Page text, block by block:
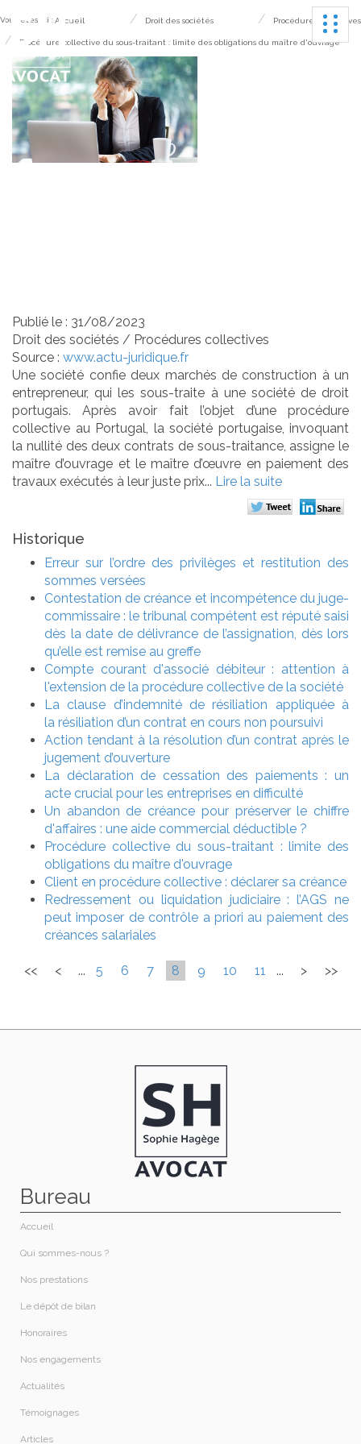
Vous êtes ici :Accueil Droit des sociétés Procédures collectives
Procédure collective du sous-traitant : limite des obligations du maître d'ouvrage
Publié le : 31/08/2023
Droit des sociétés / Procédures collectives
Source : www.actu-juridique.fr
Une société confie deux marchés de construction à un
entrepreneur, qui les sous-traite à une société de droit
portugais. Après avoir fait l’objet d’une procédure
collective au Portugal, la société portugaise, invoquant
la nullité des deux contrats de sous-traitance, assigne le
maître d’ouvrage et le maître d’œuvre en paiement des
travaux exécutés à leur juste prix... Lire la suite
Historique
Erreur sur l’ordre des privilèges et restitution des
sommes versées
Contestation de créance et incompétence du juge-
commissaire : le tribunal compétent est réputé saisi
dès la date de délivrance de l’assignation, dès lors
qu’elle est remise au greffe
Compte courant d'associé débiteur : attention à
l'extension de la procédure collective de la société
La clause d’indemnité de résiliation appliquée à
la résiliation d’un contrat en cours non poursuivi
Action tendant à la résolution d’un contrat après le
jugement d’ouverture
La déclaration de cessation des paiements : un
acte crucial pour les entreprises en difficulté
Un abandon de créance pour préserver le chiffre
d'affaires : une aide commercial déductible ?
Procédure collective du sous-traitant : limite des
obligations du maître d'ouvrage
Client en procédure collective : déclarer sa créance
Redressement ou liquidation judiciaire : l’AGS ne
peut imposer de contrôle a priori au paiement des
créances salariales
<< < ... 5 6 7 8 9 10 11 ... > >>
Bureau
Accueil
Qui sommes-nous ?​
Nos prestations​
Le dépôt de bilan
Honoraires​
Nos engagements
Actualités
Témoignages
Articles